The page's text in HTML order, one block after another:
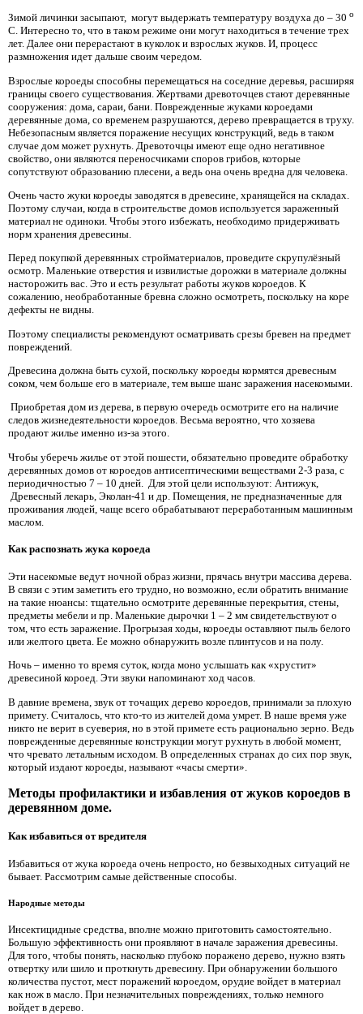
Зимой личинки засыпают, могут выдержать температуру воздуха до – 30 о
С. Интересно то, что в таком режиме они могут находиться в течение трех
лет. Далее они перерастают в куколок и взрослых жуков. И, процесс
размножения идет дальше своим чередом.
Взрослые короеды способны перемещаться на соседние деревья, расширяя
границы своего существования. Жертвами древоточцев стают деревянные
сооружения: дома, сараи, бани. Поврежденные жуками короедами
деревянные дома, со временем разрушаются, дерево превращается в труху.
Небезопасным является поражение несущих конструкций, ведь в таком
случае дом может рухнуть. Древоточцы имеют еще одно негативное
свойство, они являются переносчиками споров грибов, которые
сопутствуют образованию плесени, а ведь она очень вредна для человека.
Очень часто жуки короеды заводятся в древесине, хранящейся на складах.
Поэтому случаи, когда в строительстве домов используется зараженный
материал не одиноки. Чтобы этого избежать, необходимо придерживать
норм хранения древесины.
Перед покупкой деревянных стройматериалов, проведите скрупулёзный
осмотр. Маленькие отверстия и извилистые дорожки в материале должны
насторожить вас. Это и есть результат работы жуков короедов. К
сожалению, необработанные бревна сложно осмотреть, поскольку на коре
дефекты не видны.
Поэтому специалисты рекомендуют осматривать срезы бревен на предмет
повреждений.
Древесина должна быть сухой, поскольку короеды кормятся древесным
соком, чем больше его в материале, тем выше шанс заражения насекомыми.
Приобретая дом из дерева, в первую очередь осмотрите его на наличие
следов жизнедеятельности короедов. Весьма вероятно, что хозяева
продают жилье именно из-за этого.
Чтобы уберечь жилье от этой пошести, обязательно проведите обработку
деревянных домов от короедов антисептическими веществами 2-3 раза, с
периодичностью 7 – 10 дней. Для этой цели используют: Антижук,
Древесный лекарь, Эколан-41 и др. Помещения, не предназначенные для
проживания людей, чаще всего обрабатывают переработанным машинным
маслом.
Как распознать жука короеда
Эти насекомые ведут ночной образ жизни, прячась внутри массива дерева.
В связи с этим заметить его трудно, но возможно, если обратить внимание
на такие нюансы: тщательно осмотрите деревянные перекрытия, стены,
предметы мебели и пр. Маленькие дырочки 1 – 2 мм свидетельствуют о
том, что есть заражение. Прогрызая ходы, короеды оставляют пыль белого
или желтого цвета. Ее можно обнаружить возле плинтусов и на полу.
Ночь – именно то время суток, когда моно услышать как «хрустит»
древесиной короед. Эти звуки напоминают ход часов.
В давние времена, звук от точащих дерево короедов, принимали за плохую
примету. Считалось, что кто-то из жителей дома умрет. В наше время уже
никто не верит в суеверия, но в этой примете есть рационально зерно. Ведь
поврежденные деревянные конструкции могут рухнуть в любой момент,
что чревато летальным исходом. В определенных странах до сих пор звук,
который издают короеды, называют «часы смерти».
Методы профилактики и избавления от жуков короедов в
деревянном доме.
Как избавиться от вредителя
Избавиться от жука короеда очень непросто, но безвыходных ситуаций не
бывает. Рассмотрим самые действенные способы.
Народные методы
Инсектицидные средства, вполне можно приготовить самостоятельно.
Большую эффективность они проявляют в начале заражения древесины.
Для того, чтобы понять, насколько глубоко поражено дерево, нужно взять
отвертку или шило и проткнуть древесину. При обнаружении большого
количества пустот, мест поражений короедом, орудие войдет в материал
как нож в масло. При незначительных повреждениях, только немного
войдет в дерево.